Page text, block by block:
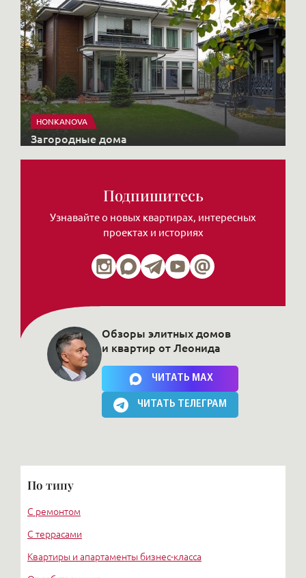
HONKANOVA
Загородные дома
Подпишитесь
Узнавайте о новых квартирах, интересных
проектах и историях
Нажимая на кнопку, Вы соглашаетесь c политикой сайта
Обзоры элитных домов
и квартир от Леонида
ЧИТАТЬ MAX
ЧИТАТЬ ТЕЛЕГРАМ
По типу
С ремонтом
С террасами
Квартиры и апартаменты бизнес-класса